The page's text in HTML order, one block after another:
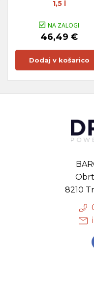
1,5 l
NA ZALOGI
46,49 €
Dodaj v košarico
8210